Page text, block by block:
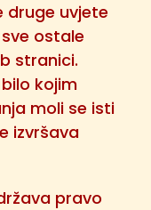
druge uvjete
ostale
stranici.
kojim
moli se isti
izvršava
pravo